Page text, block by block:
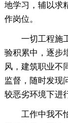
地学习，辅以求
作岗位。
一切工程施工
验积累中，逐步
风，建筑职业不
监督，随时发现
较恶劣环境下进
工作中我不怕